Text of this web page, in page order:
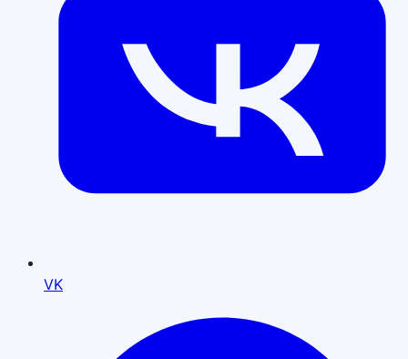
VK